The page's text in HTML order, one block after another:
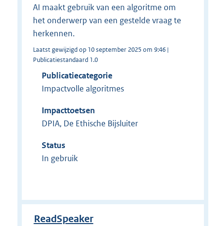
AI maakt gebruik van een algoritme om
het onderwerp van een gestelde vraag te
herkennen.
Laatst gewijzigd op 10 september 2025 om 9:46 |
Publicatiestandaard 1.0
Publicatiecategorie
Impactvolle algoritmes
Impacttoetsen
DPIA, De Ethische Bijsluiter
Status
In gebruik
ReadSpeaker